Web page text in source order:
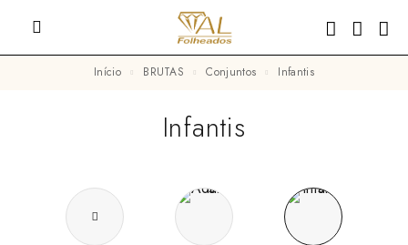
Início BRUTAS Conjuntos Infantis
Infantis